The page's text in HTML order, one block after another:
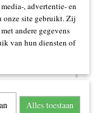
, advertentie- en
onze site gebruikt. Zij
andere gegevens
van hun diensten of
Alles toestaan